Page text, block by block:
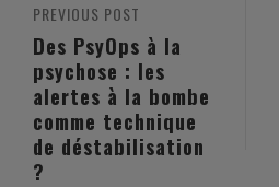
PREVIOUS POST
Des PsyOps à la
psychose : les
alertes à la bombe
comme technique
de déstabilisation
?